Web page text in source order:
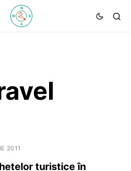
2011
turistice în